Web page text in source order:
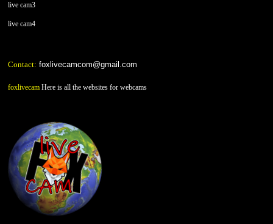
live cam3
live cam4
Contact: foxlivecamcom@gmail.com
foxlivecam Here is all the websites for webcams